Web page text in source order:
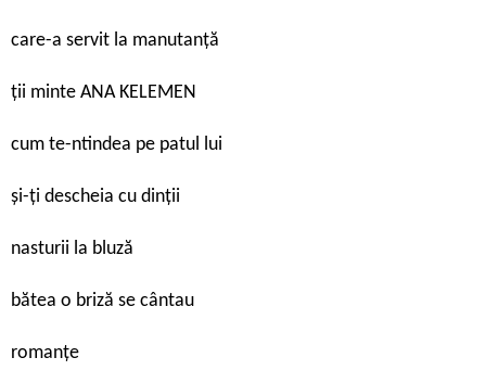
care-a servit la manutanță
ții minte ANA KELEMEN
cum te-ntindea pe patul lui
și-ți descheia cu dinții
nasturii la bluză
bătea o briză se cântau
romanțe